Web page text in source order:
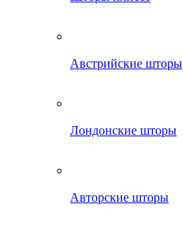
Австрийские шторы
Лондонские шторы
Авторские шторы